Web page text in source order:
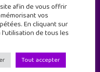
de culture numérique
afin de vous offrir
vos
En cliquant sur
de tous les
Tout accepter